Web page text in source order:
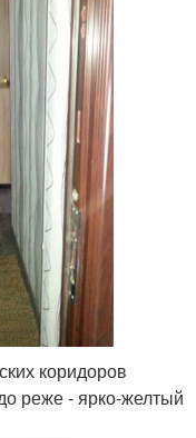
коридоров
реже - ярко-желтый